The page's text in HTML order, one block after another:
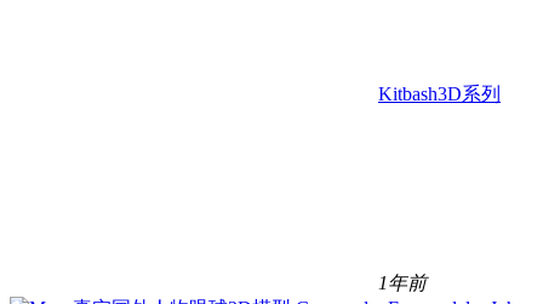
Kitbash3D系列
1年前